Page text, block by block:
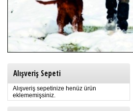
Alışveriş Sepeti
Alışveriş sepetinize henüz ürün
eklememişsiniz.